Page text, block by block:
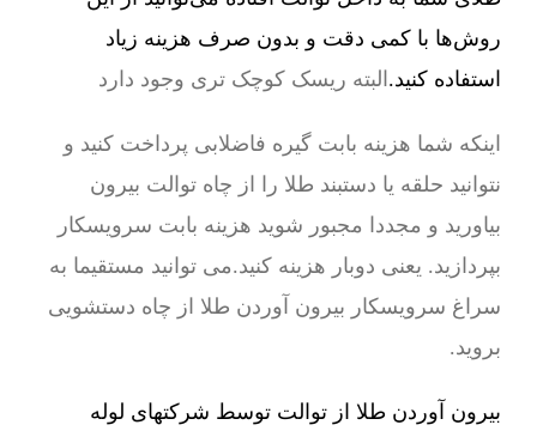
روش‌ها با کمی دقت و بدون صرف هزینه زیاد
استفاده کنید.البته ریسک کوچک تری وجود دارد
اینکه شما هزینه بابت گیره فاضلابی پرداخت کنید و
نتوانید حلقه یا دستبند طلا را از چاه توالت بیرون
بیاورید و مجددا مجبور شوید هزینه بابت سرویسکار
بپردازید. یعنی دوبار هزینه کنید.می توانید مستقیما به
سراغ سرویسکار بیرون آوردن طلا از چاه دستشویی
بروید.
بیرون آوردن طلا از توالت توسط شرکتهای لوله